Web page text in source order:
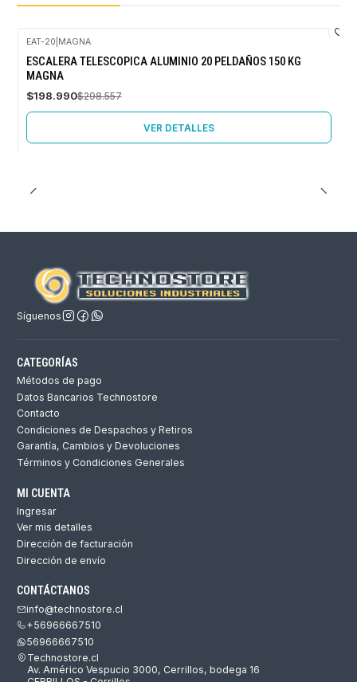
-33%
OFF
EAT-20 MAGNA
ESCALERA TELESCOPICA ALUMINIO 20 PELDAÑOS 150 KG
MAGNA
$198.990$298.557
VER DETALLES
Síguenos
CATEGORÍAS
Métodos de pago
Datos Bancarios Technostore
Contacto
Condiciones de Despachos y Retiros
Garantía, Cambios y Devoluciones
Términos y Condiciones Generales
MI CUENTA
Ingresar
Ver mis detalles
Dirección de facturación
Dirección de envío
CONTÁCTANOS
info@technostore.cl
+56966667510
56966667510
Technostore.cl
Av. Américo Vespucio 3000, Cerrillos, bodega 16